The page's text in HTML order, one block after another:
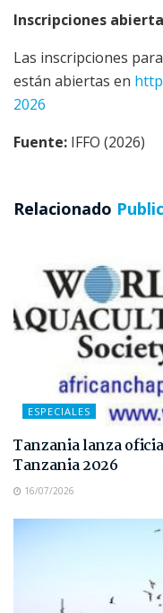
Inscripciones
Las inscripciones
están abiertas en
2026
Fuente: IFFO (2026)
Relacionado
ESPECIALES
Tanzania lanza
Tanzania 2026
16/07/2026